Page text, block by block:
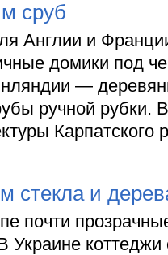
сруб
Англии и
домики под
—
ручной рубки.
Карпатского
стекла и
почти
Украине